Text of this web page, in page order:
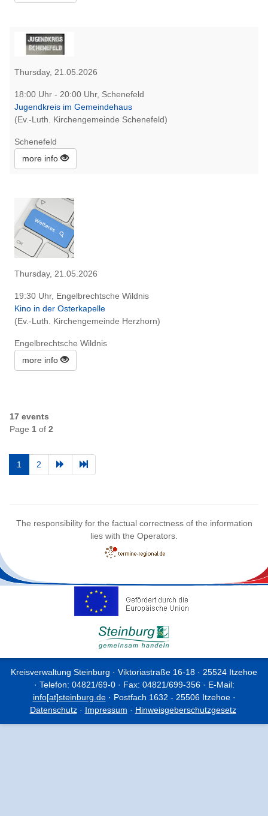
Thursday, 21.05.2026
18:00 Uhr - 20:00 Uhr, Schenefeld
Jugendkreis im Gemeindehaus
(Ev.-Luth. Kirchengemeinde Schenefeld)
Schenefeld
more info
Thursday, 21.05.2026
19:30 Uhr, Engelbrechtsche Wildnis
Kino in der Osterkapelle
(Ev.-Luth. Kirchengemeinde Herzhorn)
Engelbrechtsche Wildnis
more info
17 events
Page 1 of 2
1 2
The responsibility for the factual correctness of the information
lies with the Operators.
Kreisverwaltung Steinburg · Viktoriastraße 16-18 · 25524 Itzehoe
· Telefon: 04821/69-0 · Fax: 04821/699-356 · E-Mail:
info[at]steinburg.de· Postfach 1632 - 25506 Itzehoe ·
Datenschutz· Impressum · Hinweisgeberschutzgesetz